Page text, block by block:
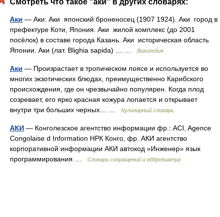
Смотреть что такое "аки" в других словарях:
Аки — Аки: Аки японский броненосец (1907 1924). Аки город в
префектуре Коти, Япония. Аки жилой комплекс (до 2001
посёлок) в составе города Казань. Аки историческая область
Японии. Аки (лат. Blighia sapida) … …
Википедия
Аки — Произрастает в тропическом поясе и используется во
многих экзотических блюдах, преимущественно Карибского
происхождения, где он чрезвычайно популярен. Когда плод
созревает, его ярко красная кожура лопается и открывает
внутри три больших черных… …
Кулинарный словарь
АКИ — Конголезское агентство информации фр.: ACI, Agence
Congolaise d Information НРК Конго, фр. АКИ агентство
корпоративной информации АКИ автокод «Инженер» язык
программирования …
Словарь сокращений и аббревиатур